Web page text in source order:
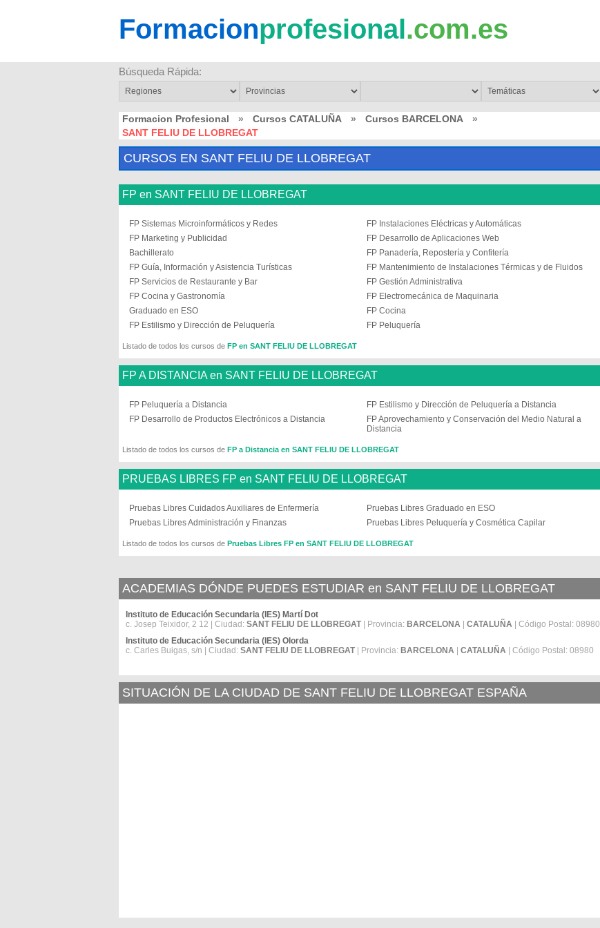
Formacionprofesional.com.es
Búsqueda Rápida:
Formacion Profesional » Cursos CATALUÑA » Cursos BARCELONA
»
SANT FELIU DE LLOBREGAT
CURSOS EN SANT FELIU DE LLOBREGAT
FP en SANT FELIU DE LLOBREGAT
FP Sistemas Microinformáticos y Redes
FP Instalaciones Eléctricas y Automáticas
FP Marketing y Publicidad
FP Desarrollo de Aplicaciones Web
Bachillerato
FP Panadería, Repostería y Confitería
FP Guía, Información y Asistencia Turísticas
FP Mantenimiento de Instalaciones Térmicas y de Fluidos
FP Servicios de Restaurante y Bar
FP Gestión Administrativa
FP Cocina y Gastronomía
FP Electromecánica de Maquinaria
Graduado en ESO
FP Cocina
FP Estilismo y Dirección de Peluquería
FP Peluquería
Listado de todos los cursos de FP en SANT FELIU DE LLOBREGAT
FP A DISTANCIA en SANT FELIU DE LLOBREGAT
FP Peluquería a Distancia
FP Estilismo y Dirección de Peluquería a Distancia
FP Desarrollo de Productos Electrónicos a Distancia
FP Aprovechamiento y Conservación del Medio Natural a
Distancia
Listado de todos los cursos de FP a Distancia en SANT FELIU DE LLOBREGAT
PRUEBAS LIBRES FP en SANT FELIU DE LLOBREGAT
Pruebas Libres Cuidados Auxiliares de Enfermería
Pruebas Libres Graduado en ESO
Pruebas Libres Administración y Finanzas
Pruebas Libres Peluquería y Cosmética Capilar
Listado de todos los cursos de Pruebas Libres FP en SANT FELIU DE LLOBREGAT
ACADEMIAS DÓNDE PUEDES ESTUDIAR en SANT FELIU DE LLOBREGAT
Instituto de Educación Secundaria (IES) Martí Dot
c. Josep Teixidor, 2 12 | Ciudad: SANT FELIU DE LLOBREGAT| Provincia: BARCELONA CATALUÑA | Código Postal: 08980
Instituto de Educación Secundaria (IES) Olorda
c. Carles Buigas, s/n | Ciudad: SANT FELIU DE LLOBREGAT| Provincia: BARCELONA CATALUÑA | Código Postal: 08980
SITUACIÓN DE LA CIUDAD DE SANT FELIU DE LLOBREGAT ESPAÑA